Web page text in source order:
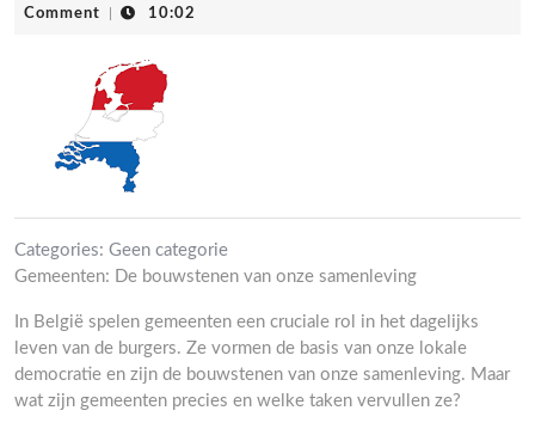
augustus
Comment
10:02
Categories: Geen categorie
Gemeenten: De bouwstenen van onze samenleving
In België spelen gemeenten een cruciale rol in het dagelijks
leven van de burgers. Ze vormen de basis van onze lokale
democratie en zijn de bouwstenen van onze samenleving. Maar
wat zijn gemeenten precies en welke taken vervullen ze?